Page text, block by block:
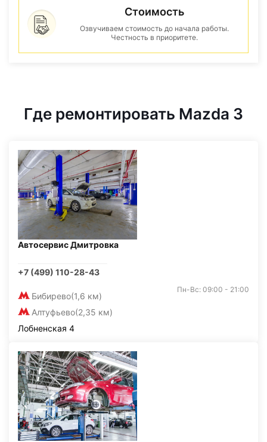
Стоимость
Озвучиваем стоимость до начала работы.
Честность в приоритете.
Где ремонтировать Mazda 3
Автосервис Дмитровка
+7 (499) 110-28-43
Бибирево(1,6 км)
Алтуфьево(2,35 км)
Пн-Вс: 09:00 - 21:00
Лобненская 4